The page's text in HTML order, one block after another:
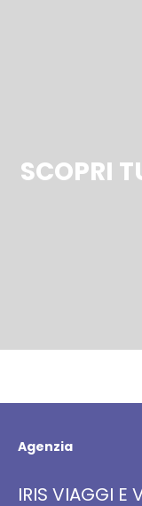
SCOPRI
Agenzia
IRIS VIAGGI E